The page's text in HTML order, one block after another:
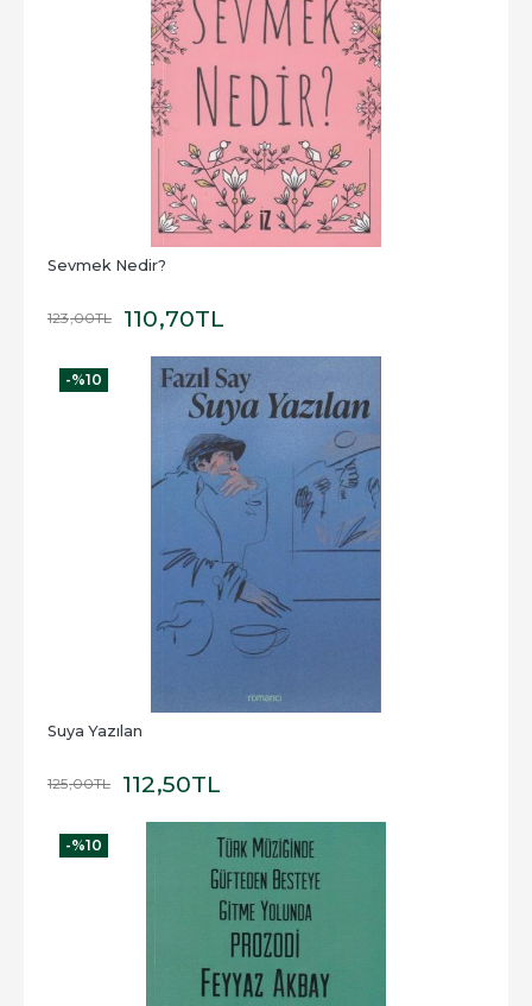
Sevmek Nedir?
123,00TL 110,70TL
-%10
Suya Yazılan
125,00TL 112,50TL
-%10